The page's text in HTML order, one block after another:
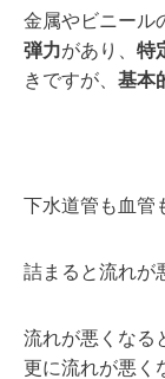
金属やビニール
弾力があり、 特
きですが、 基本
下水道管も血管
詰まると流れが
流れが悪くなる
更に流れが悪く